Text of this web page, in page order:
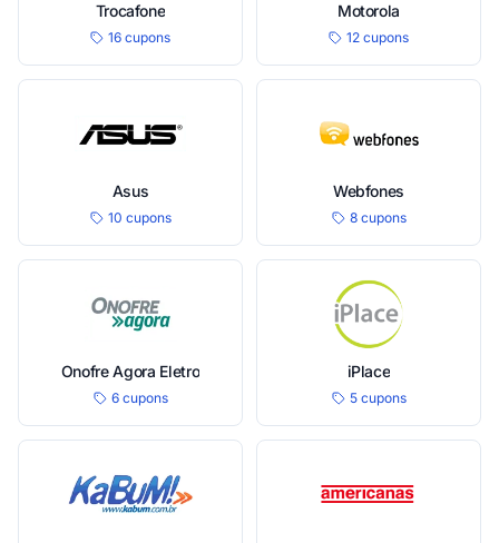
Trocafone
16 cupons
Motorola
12 cupons
Asus
10 cupons
Webfones
8 cupons
Onofre Agora Eletro
6 cupons
iPlace
5 cupons